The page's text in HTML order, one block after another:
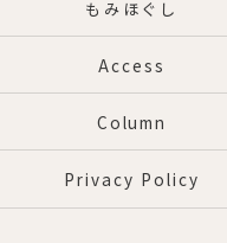
もみほぐし
Access
Column
Privacy Policy